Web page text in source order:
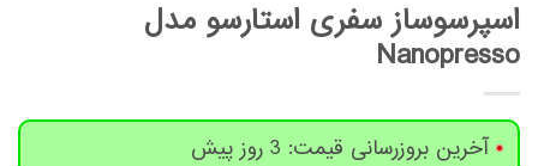
اسپرسوساز سفری استارسو مدل
Nanopresso
آخرین بروزرسانی قیمت: 3 روز پیش